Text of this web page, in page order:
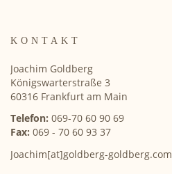
KONTAKT
Joachim Goldberg
Königswarterstraße 3
60316 Frankfurt am Main
Telefon: 069-70 60 90 69
Fax: 069 - 70 60 93 37
Joachim[at]goldberg-goldberg.com